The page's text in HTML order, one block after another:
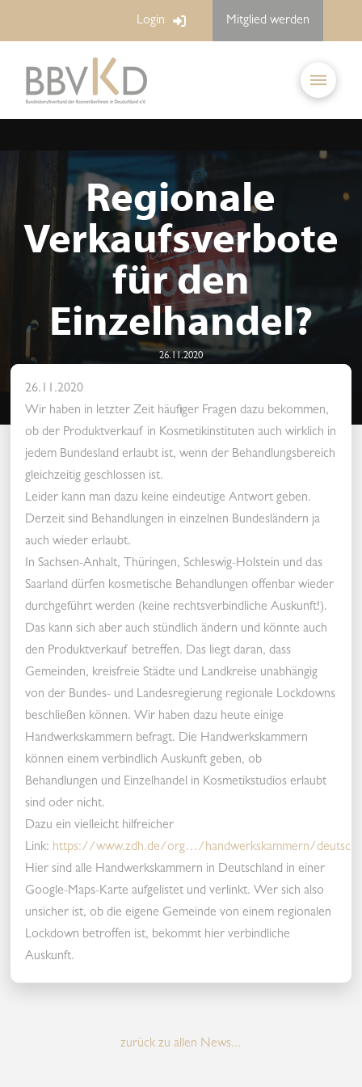
Login Mitglied werden
Regionale
Verkaufsverbote
für den
Einzelhandel?
26.11.2020
26.11.2020
Wir haben in letzter Zeit häufiger Fragen dazu bekommen,
ob der Produktverkauf in Kosmetikinstituten auch wirklich in
jedem Bundesland erlaubt ist, wenn der Behandlungsbereich
gleichzeitig geschlossen ist.
Leider kann man dazu keine eindeutige Antwort geben.
Derzeit sind Behandlungen in einzelnen Bundesländern ja
auch wieder erlaubt.
In Sachsen-Anhalt, Thüringen, Schleswig-Holstein und das
Saarland dürfen kosmetische Behandlungen offenbar wieder
durchgeführt werden (keine rechtsverbindliche Auskunft!).
Das kann sich aber auch stündlich ändern und könnte auch
den Produktverkauf betreffen. Das liegt daran, dass
Gemeinden, kreisfreie Städte und Landkreise unabhängig
von der Bundes- und Landesregierung regionale Lockdowns
beschließen können. Wir haben dazu heute einige
Handwerkskammern befragt. Die Handwerkskammern
können einem verbindlich Auskunft geben, ob
Behandlungen und Einzelhandel in Kosmetikstudios erlaubt
sind oder nicht.
Dazu ein vielleicht hilfreicher
Link: https://www.zdh.de/org…/handwerkskammern/
Hier sind alle Handwerkskammern in Deutschland in einer
Google-Maps-Karte aufgelistet und verlinkt. Wer sich also
unsicher ist, ob die eigene Gemeinde von einem regionalen
Lockdown betroffen ist, bekommt hier verbindliche
Auskunft.
zurück zu allen News...